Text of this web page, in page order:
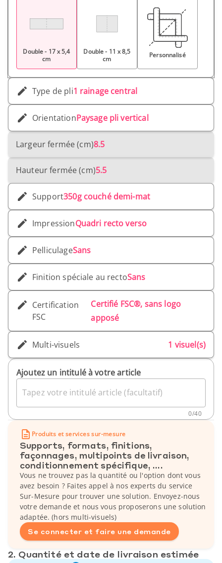
Double - 17 x 5,4
cm
Double - 11 x 8,5
cm
Personnalisé
Type de pli1 rainage central
OrientationPaysage pli vertical
Largeur fermée (cm)8.5
Hauteur fermée (cm)5.5
Support350g couché demi-mat
ImpressionQuadri recto verso
PelliculageSans
Finition spéciale au rectoSans
Certification
FSC
Certifié FSC®, sans logo
apposé
Multi-visuels 1 visuel(s)
Ajoutez un intitulé à votre article
Tapez votre intitulé article (facultatif)
0/40
Produits et services sur-mesure
Supports, formats, finitions,
façonnages, multipoints de livraison,
conditionnement spécifique, ....
Vous ne trouvez pas la quantité ou l'option dont vous
avez besoin ? Faites appel à nos experts du service
Sur-Mesure pour trouver une solution. Envoyez-nous
votre demande et nous vous proposerons une solution
adaptée. (hors multi-visuels)
Se connecter et faire une demande
2. Quantité et date de livraison estimée